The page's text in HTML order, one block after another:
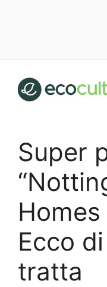
contenuto
Super
Homes
Ecco
tratta